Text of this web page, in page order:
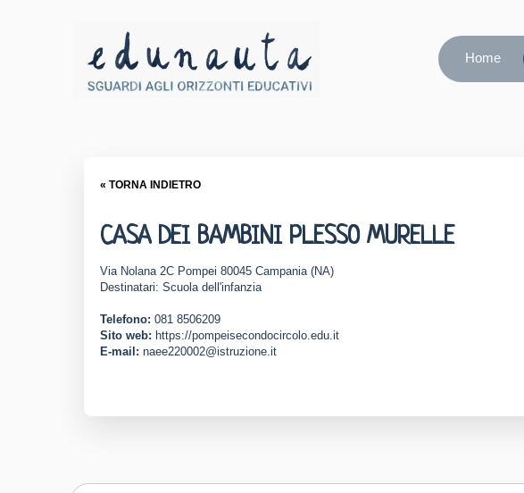
Home
« TORNA INDIETRO
CASA DEI BAMBINI PLESSO MURELLE
Via Nolana 2C Pompei 80045 Campania (NA)
Destinatari: Scuola dell'infanzia
Telefono: 081 8506209
Sito web: https://pompeisecondocircolo.edu.it
E-mail: naee220002@istruzione.it